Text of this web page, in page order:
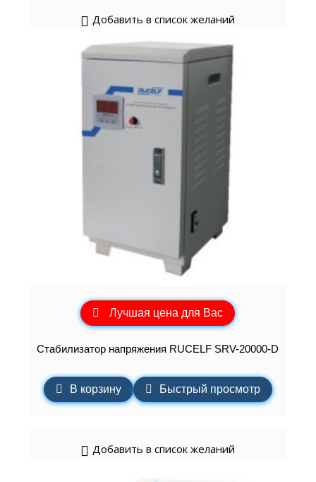
Добавить в список желаний
Лучшая цена для Вас
Стабилизатор напряжения RUCELF SRV-20000-D
В корзину Быстрый просмотр
Добавить в список желаний